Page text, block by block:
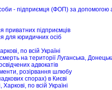
- підприємця (ФОП) за допомогою
приватних підприємців
для юридичних осіб
по всій Україні
на території Луганська,
адвокатів
розірвання шлюбу
спорах) в Києві
по всій Україні